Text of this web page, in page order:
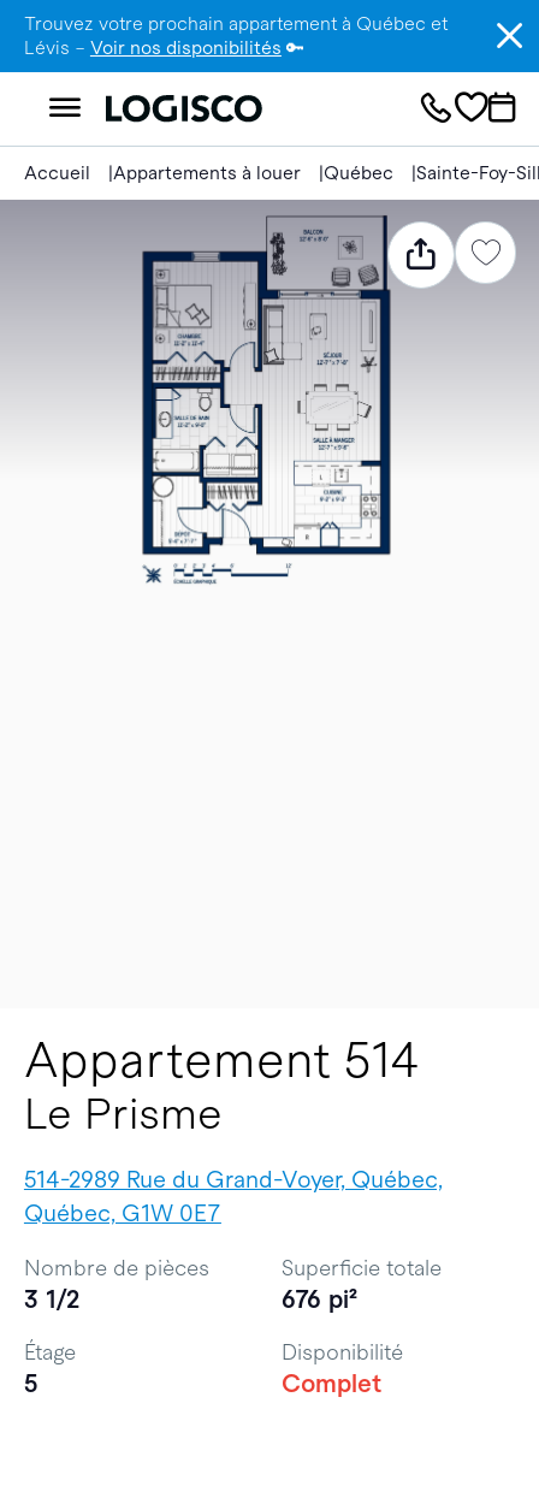
Trouvez votre prochain appartement à Québec et
Lévis – Voir nos disponibilités 🔑
Accueil Appartements à louer Québec Sainte-Foy-
Appartement 514
Le Prisme
514-2989 Rue du Grand-Voyer, Québec,
Québec, G1W 0E7
Nombre de pièces
3 1/2
Superficie totale
676 pi²
Étage
5
Disponibilité
Complet